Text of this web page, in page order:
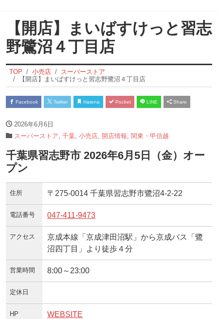
【開店】まいばすけっと習志
野鷺沼４丁目店
TOP 小売店
スーパーストア
【開店】まいばすけっと習志野鷺沼４丁目店
Facebook Twitter Hatena Pocket LINE Share
2026年6月6日
スーパーストア 千葉 小売店 開店情報 関東・甲信越
千葉県習志野市 2026年6月5日（金）オー
プン
住所 〒275-0014 千葉県習志野市鷺沼4-2-22
電話番号 047-411-9473
アクセス
京成本線「京成津田沼駅」から京成バス「鷺
沼四丁目」より徒歩４分
営業時間 8:00～23:00
定休日
HP WEBSITE